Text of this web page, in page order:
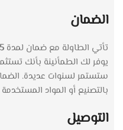
الضمان
تأتي الطاولة مع ضمان لمدة 5 سنوات
يوفر لك الطمأنينة بأنك
ستستمر لسنوات عديدة.
بالتصنيع أو المواد
التوصيل